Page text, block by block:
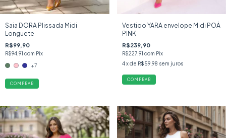
Saia DORA Plissada Midi
Longuete
R$99,90
R$94,91 com Pix
+7
COMPRAR
Vestido YARA envelope Midi POÁ
PINK
R$239,90
R$227,91 com Pix
4 x de R$59,98 sem juros
COMPRAR